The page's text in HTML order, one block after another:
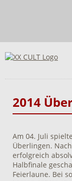
2014
Am 04. Juli
Überlingen.
erfolgreich
Halbfinale
Feierlaune. Bei